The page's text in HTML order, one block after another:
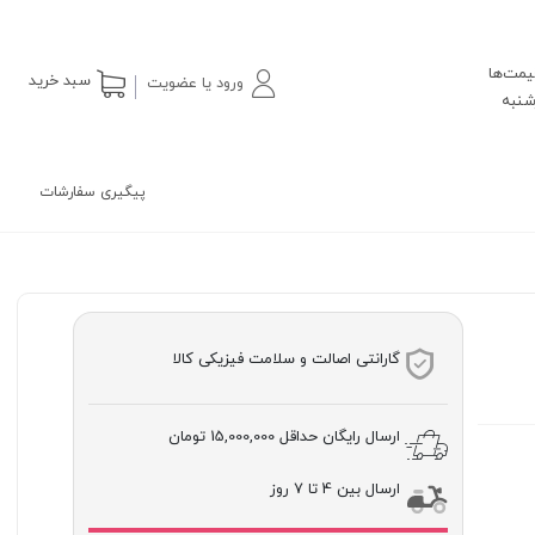
ورود یا عضویت سبد خرید
پیگیری سفارشات
گارانتی اصالت و سلامت فیزیکی کالا
ارسال رایگان حداقل 15,000,000 تومان
ارسال بین 4 تا 7 روز